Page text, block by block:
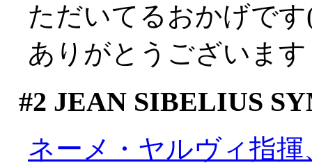
ただいてるおかげで
ありがとうございま
#2 JEAN SIBELIUS
ネーメ・ヤルヴィ指